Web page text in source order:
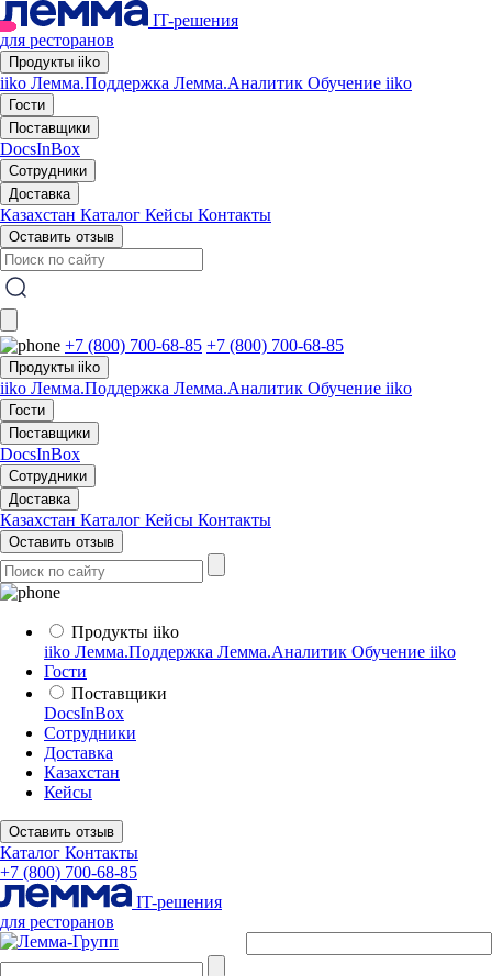
IT-решения
для ресторанов
Продукты iiko
iiko Лемма.Поддержка Лемма.Аналитик Обучение iiko
Гости
Поставщики
DocsInBox
Сотрудники
Доставка
Казахстан Каталог Кейсы Контакты
Оставить отзыв
+7 (800) 700-68-85 +7 (800) 700-68-85
Продукты iiko
iiko Лемма.Поддержка Лемма.Аналитик Обучение iiko
Гости
Поставщики
DocsInBox
Сотрудники
Доставка
Казахстан Каталог Кейсы Контакты
Оставить отзыв
Продукты iiko
iiko Лемма.Поддержка Лемма.Аналитик Обучение iiko
Гости
Поставщики
DocsInBox
Сотрудники
Доставка
Казахстан
Кейсы
Оставить отзыв
Каталог Контакты
+7 (800) 700-68-85
IT-решения
для ресторанов